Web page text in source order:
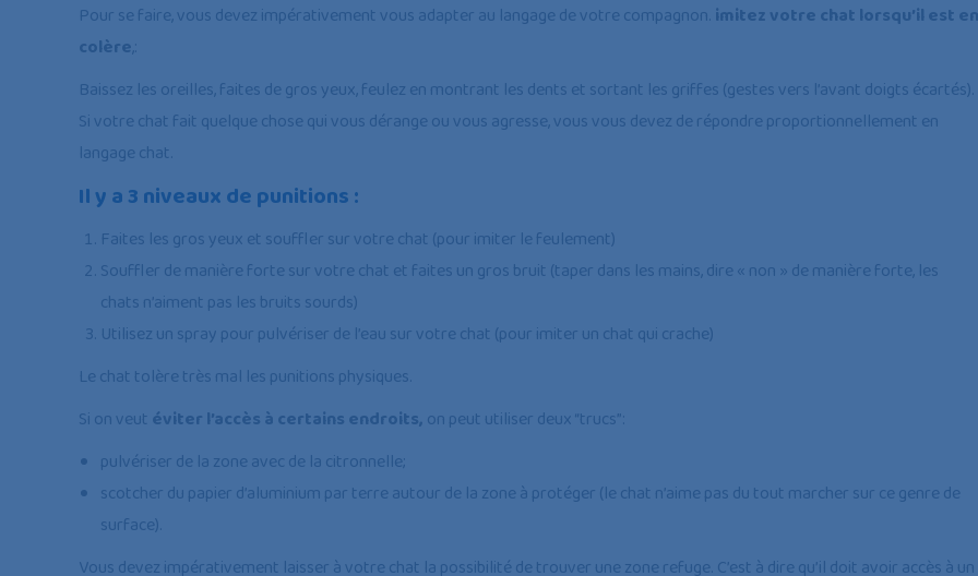
Pour se faire, vous devez impérativement vous adapter au langage de votre compagnon. imitez votre chat lorsqu’il est en
colère,:
Baissez les oreilles, faites de gros yeux, feulez en montrant les dents et sortant les griffes (gestes vers l’avant doigts écartés).
Si votre chat fait quelque chose qui vous dérange ou vous agresse, vous vous devez de répondre proportionnellement en
langage chat.
Il y a 3 niveaux de punitions :
Faites les gros yeux et souffler sur votre chat (pour imiter le feulement)
Souffler de manière forte sur votre chat et faites un gros bruit (taper dans les mains, dire « non » de manière forte, les
chats n’aiment pas les bruits sourds)
Utilisez un spray pour pulvériser de l’eau sur votre chat (pour imiter un chat qui crache)
Le chat tolère très mal les punitions physiques.
Si on veut éviter l’accès à certains endroits, on peut utiliser deux “trucs”:
pulvériser de la zone avec de la citronnelle;
scotcher du papier d’aluminium par terre autour de la zone à protéger (le chat n’aime pas du tout marcher sur ce genre de
surface).
Vous devez impérativement laisser à votre chat la possibilité de trouver une zone refuge. C’est à dire qu’il doit avoir accès à un